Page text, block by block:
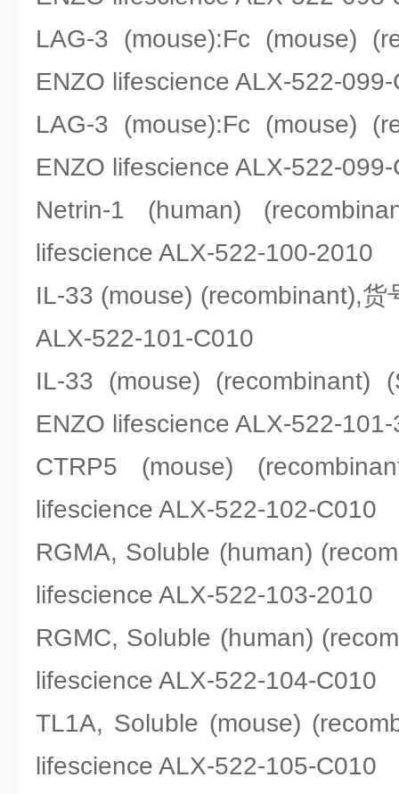
LAG-3 (mouse):Fc (mouse)
ENZO lifescience ALX-522-
LAG-3 (mouse):Fc (mouse)
ENZO lifescience ALX-522-
Netrin-1 (human)
lifescience ALX-522-100-2010
IL-33 (mouse) (recombinant),货
ALX-522-101-C010
IL-33 (mouse) (recombinant)
ENZO lifescience ALX-522-
CTRP5 (mouse)
lifescience ALX-522-102-C010
RGMA, Soluble (human)
lifescience ALX-522-103-2010
RGMC, Soluble (human)
lifescience ALX-522-104-C010
TL1A, Soluble (mouse)
lifescience ALX-522-105-C010